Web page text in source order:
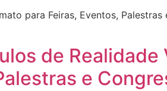
para Feiras, Eventos, Palestras
de Realidade
e